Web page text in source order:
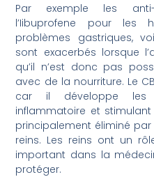
Par exemple les
l’Iibuprofene pour les
problèmes gastriques,
sont exacerbés lorsque
qu’il n’est donc pas
avec de la nourriture. Le
car il développe les
inflammatoire et
principalement éliminé
reins. Les reins ont un
important dans la
protéger.